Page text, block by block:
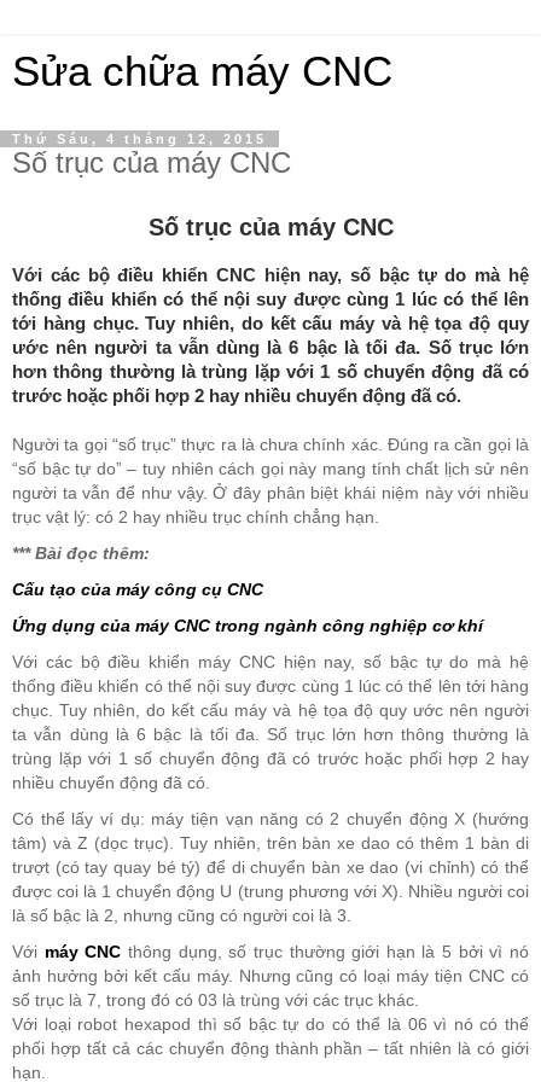
Sửa chữa máy CNC
Thứ Sáu, 4 tháng 12, 2015
Số trục của máy CNC
Số trục của máy CNC
Với các bộ điều khiển CNC hiện nay, số bậc tự do mà hệ
thống điều khiển có thể nội suy được cùng 1 lúc có thể lên
tới hàng chục. Tuy nhiên, do kết cấu máy và hệ tọa độ quy
ước nên người ta vẫn dùng là 6 bậc là tối đa. Số trục lớn
hơn thông thường là trùng lặp với 1 số chuyển động đã có
trước hoặc phối hợp 2 hay nhiều chuyển động đã có.
Người ta gọi “số trục” thực ra là chưa chính xác. Đúng ra cần gọi là
“số bậc tự do” – tuy nhiên cách gọi này mang tính chất lịch sử nên
người ta vẫn để như vậy. Ở đây phân biệt khái niệm này với nhiều
trục vật lý: có 2 hay nhiều trục chính chẳng hạn.
*** Bài đọc thêm:
Cấu tạo của máy công cụ CNC
Ứng dụng của máy CNC trong ngành công nghiệp cơ khí
Với các bộ điều khiển máy CNC hiện nay, số bậc tự do mà hệ
thống điều khiển có thể nội suy được cùng 1 lúc có thể lên tới hàng
chục. Tuy nhiên, do kết cấu máy và hệ tọa độ quy ước nên người
ta vẫn dùng là 6 bậc là tối đa. Số trục lớn hơn thông thường là
trùng lặp với 1 số chuyển động đã có trước hoặc phối hợp 2 hay
nhiều chuyển động đã có.
Có thể lấy ví dụ: máy tiện vạn năng có 2 chuyển động X (hướng
tâm) và Z (dọc trục). Tuy nhiên, trên bàn xe dao có thêm 1 bàn di
trượt (có tay quay bé tý) để di chuyển bàn xe dao (vi chỉnh) có thể
được coi là 1 chuyển động U (trung phương với X). Nhiều người coi
là số bậc là 2, nhưng cũng có người coi là 3.
Với máy CNC thông dụng, số trục thường giới hạn là 5 bởi vì nó
ảnh hưởng bởi kết cấu máy. Nhưng cũng có loại máy tiện CNC có
số trục là 7, trong đó có 03 là trùng với các trục khác.
Với loại robot hexapod thì số bậc tự do có thể là 06 vì nó có thể
phối hợp tất cả các chuyển động thành phần – tất nhiên là có giới
hạn.